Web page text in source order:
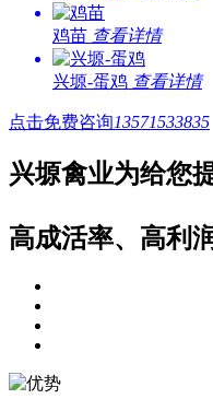
鸡苗 查看详情
兴塬-蛋鸡 查看详情
点击免费咨询13571533835
兴塬禽业为给您
高成活率、高利